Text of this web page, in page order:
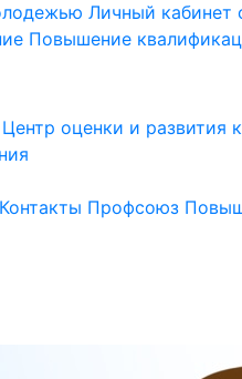
Личный кабинет
Повышение
Центр оценки и развития
Контакты Профсоюз